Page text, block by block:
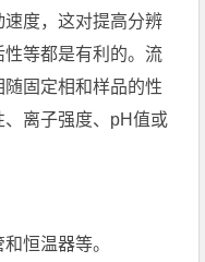
度，这对提高分辨
等都是有利的。流
固定相和样品的性
离子强度、pH值或
恒温器等。